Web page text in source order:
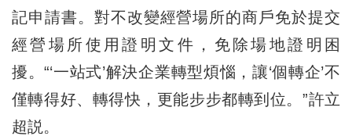
記申請書。對不改變經營場所的商戶免於提交
經營場所使用證明文件，免除場地證明困
擾。“‘一站式’解決企業轉型煩惱，讓‘個轉企’不
僅轉得好、轉得快，更能步步都轉到位。”許立
超説。